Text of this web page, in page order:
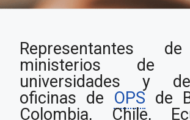
Salud Pública de la
OPS se reúnen con
ministerios de salud
de países andinos
Representantes
ministerios de
universidades y
oficinas de OPS de
Colombia, Chile,